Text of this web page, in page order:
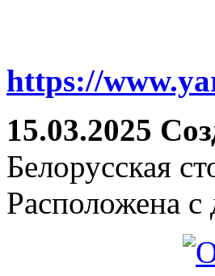
https://
15.03.2025
Белорусская
Расположена